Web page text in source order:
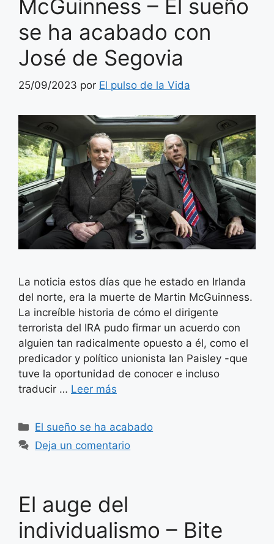
McGuinness – El sueño
se ha acabado con
José de Segovia
25/09/2023 por El pulso de la Vida
La noticia estos días que he estado en Irlanda
del norte, era la muerte de Martin McGuinness.
La increíble historia de cómo el dirigente
terrorista del IRA pudo firmar un acuerdo con
alguien tan radicalmente opuesto a él, como el
predicador y político unionista Ian Paisley -que
tuve la oportunidad de conocer e incluso
traducir … Leer más
Categorías
El sueño se ha acabado
Deja un comentario
El auge del
individualismo – Bite